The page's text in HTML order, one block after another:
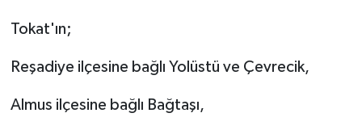
Tokat'ın;
Reşadiye ilçesine bağlı Yolüstü ve Çevrecik,
Almus ilçesine bağlı Bağtaşı,